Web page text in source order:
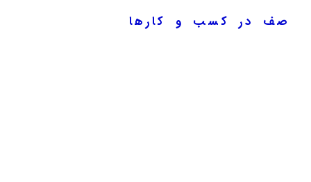
صف در کسب و کارها